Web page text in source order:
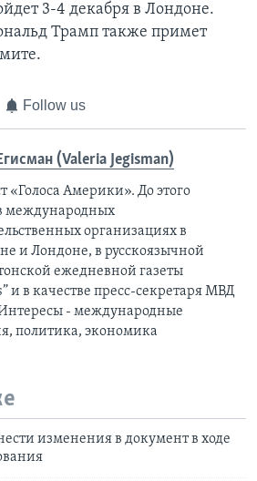
3-4 декабря в Лондоне.
Трамп также примет
Follow us
(Valeria Jegisman)
«Голоса Америки». До этого
международных
организациях в
и Лондоне, в русскоязычной
ежедневной газеты
и в качестве пресс-секретаря МВД
- международные
политика, экономика
изменения в документ в ходе